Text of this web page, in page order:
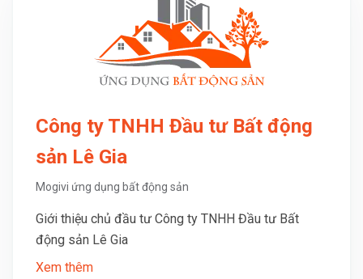
Công ty TNHH Đầu tư Bất động
sản Lê Gia
Mogivi ứng dụng bất động sản
Giới thiệu chủ đầu tư Công ty TNHH Đầu tư Bất
động sản Lê Gia
Xem thêm